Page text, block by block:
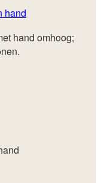
hand
hand omhoog;